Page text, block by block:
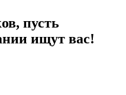
пусть
ищут вас!